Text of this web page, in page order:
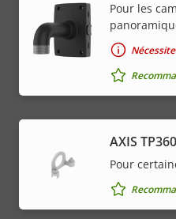
Pour les
AXIS
Pour